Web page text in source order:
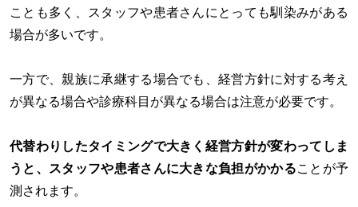
ことも多く、スタッフや患者さんにとっても馴染みがある
場合が多いです。
一方で、親族に承継する場合でも、経営方針に対する考え
が異なる場合や診療科目が異なる場合は注意が必要です。
代替わりしたタイミングで大きく経営方針が変わってしま
うと、スタッフや患者さんに大きな負担がかかることが予
測されます。